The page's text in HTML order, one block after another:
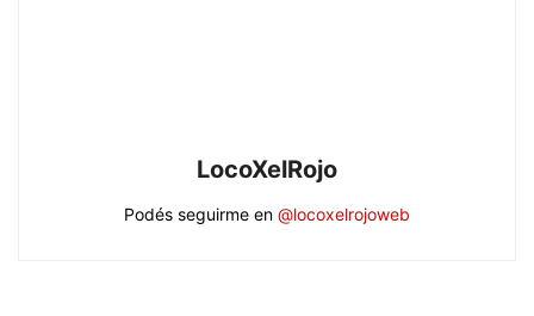
LocoXelRojo
Podés seguirme en @locoxelrojoweb